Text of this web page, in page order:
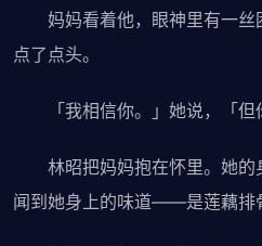
妈妈看着他，眼神里有一丝
点了点头。
「我相信你。」她说，「但
林昭把妈妈抱在怀里。她的
闻到她身上的味道——是莲藕排